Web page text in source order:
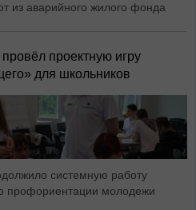
из аварийного жилого фонда
проектную игру
для школьников
системную работу
профориентации молодежи